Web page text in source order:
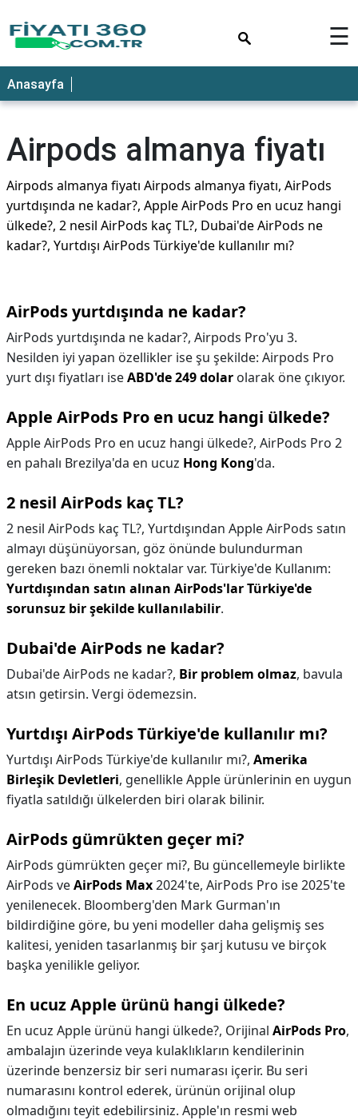
☰
Anasayfa
Airpods almanya fiyatı
Airpods almanya fiyatı Airpods almanya fiyatı, AirPods
yurtdışında ne kadar?, Apple AirPods Pro en ucuz hangi
ülkede?, 2 nesil AirPods kaç TL?, Dubai'de AirPods ne
kadar?, Yurtdışı AirPods Türkiye'de kullanılır mı?
AirPods yurtdışında ne kadar?
AirPods yurtdışında ne kadar?, Airpods Pro'yu 3.
Nesilden iyi yapan özellikler ise şu şekilde: Airpods Pro
yurt dışı fiyatları iseABD'de 249 dolar olarak öne çıkıyor.
Apple AirPods Pro en ucuz hangi ülkede?
Apple AirPods Pro en ucuz hangi ülkede?, AirPods Pro 2
en pahalı Brezilya'da en ucuz Hong Kong'da.
2 nesil AirPods kaç TL?
2 nesil AirPods kaç TL?, Yurtdışından Apple AirPods satın
almayı düşünüyorsan, göz önünde bulundurman
gereken bazı önemli noktalar var. Türkiye'de Kullanım:
Yurtdışından satın alınan AirPods'lar Türkiye'de
sorunsuz bir şekilde kullanılabilir.
Dubai'de AirPods ne kadar?
Dubai'de AirPods ne kadar?, Bir problem olmaz, bavula
atsın getirsin. Vergi ödemezsin.
Yurtdışı AirPods Türkiye'de kullanılır mı?
Yurtdışı AirPods Türkiye'de kullanılır mı?, Amerika
Birleşik Devletleri, genellikle Apple ürünlerinin en uygun
fiyatla satıldığı ülkelerden biri olarak bilinir.
AirPods gümrükten geçer mi?
AirPods gümrükten geçer mi?, Bu güncellemeyle birlikte
AirPods veAirPods Max2024'te, AirPods Pro ise 2025'te
yenilenecek. Bloomberg'den Mark Gurman'ın
bildirdiğine göre, bu yeni modeller daha gelişmiş ses
kalitesi, yeniden tasarlanmış bir şarj kutusu ve birçok
başka yenilikle geliyor.
En ucuz Apple ürünü hangi ülkede?
En ucuz Apple ürünü hangi ülkede?, Orijinal AirPods Pro,
ambalajın üzerinde veya kulaklıkların kendilerinin
üzerinde benzersiz bir seri numarası içerir. Bu seri
numarasını kontrol ederek, ürünün orijinal olup
olmadığını teyit edebilirsiniz. Apple'ın resmi web